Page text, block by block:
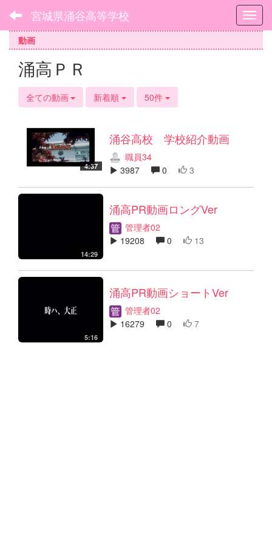
宮城県涌谷高等学校
動画
涌高ＰＲ
全ての動画 新着順 50件
4:37
涌谷高校 学校紹介動画
職員34
3987
0 3
14:29
涌高PR動画ロングVer
管理者02
19208
0 13
5:16
涌高PR動画ショートVer
管理者02
16279
0 7